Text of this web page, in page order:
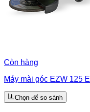
Còn hàng
Máy mài góc EZW 125 E
Chọn để so sánh